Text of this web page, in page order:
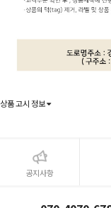
상품 고시 정보
공지사항